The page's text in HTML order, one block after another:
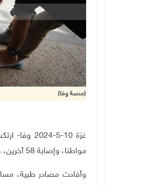
(عدسة وفا)
مواطنا، وإصابة 58 آخرين، خلال الـ24 ساعة الماضية.
وأفادت مصادر طبية،